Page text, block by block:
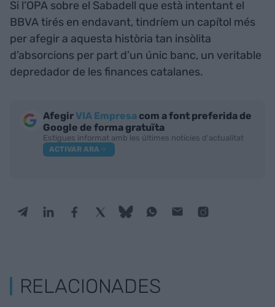
Si l’OPA sobre el Sabadell que està intentant el
BBVA tirés en endavant, tindríem un capítol més
per afegir a aquesta història tan insòlita
d’absorcions per part d’un únic banc, un veritable
depredador de les finances catalanes.
AfegirVIA Empresa com a font preferida de
Google de forma gratuïta
Estigues informat amb les últimes notícies d'actualitat
ACTIVAR ARA
RELACIONADES